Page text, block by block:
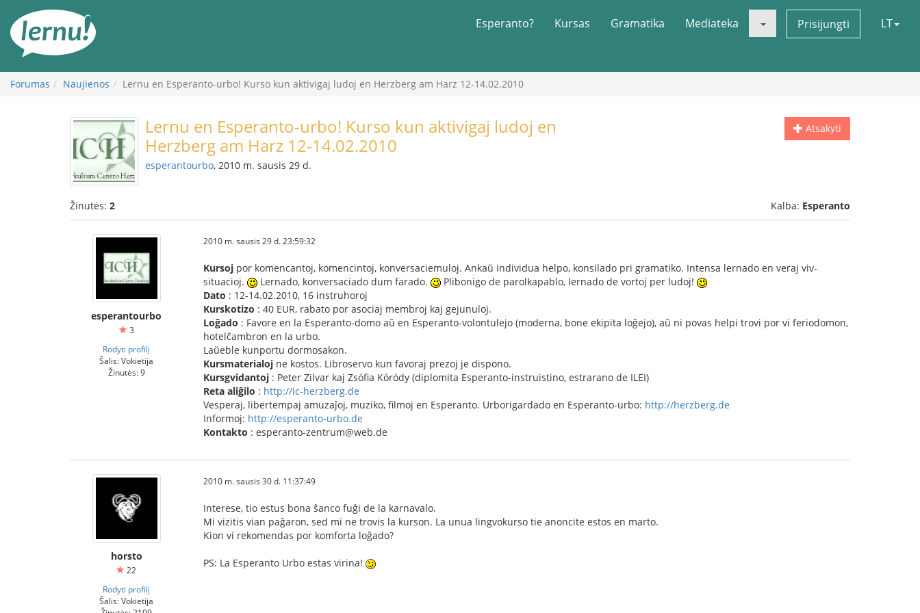
turinį
Esperanto? Kursas Gramatika Mediateka Prisijungti LT
Forumas Naujienos Lernu en Esperanto-urbo! Kurso kun aktivigaj ludoj en Herzberg am Harz 12-14.02.2010
Atsakyti
Lernu en Esperanto-urbo! Kurso kun aktivigaj ludoj en
Herzberg am Harz 12-14.02.2010
esperantourbo, 2010 m. sausis 29 d.
Žinutės: 2 Kalba: Esperanto
esperantourbo
3
Rodyti profilį
Šalis: Vokietija
Žinutės: 9
2010 m. sausis 29 d. 23:59:32
Kursoj por komencantoj, komencintoj, konversaciemuloj. Ankaŭ individua helpo, konsilado pri gramatiko. Intensa lernado en veraj viv-
situacioj.
Lernado, konversaciado dum farado.
Plibonigo de parolkapablo, lernado de vortoj per ludoj!
Dato : 12-14.02.2010, 16 instruhoroj
Kurskotizo : 40 EUR, rabato por asociaj membroj kaj gejunuloj.
Loĝado : Favore en la Esperanto-domo aŭ en Esperanto-volontulejo (moderna, bone ekipita loĝejo), aŭ ni povas helpi trovi por vi feriodomon,
hotelĉambron en la urbo.
Laŭeble kunportu dormosakon.
Kursmaterialoj ne kostos. Libroservo kun favoraj prezoj je dispono.
Kursgvidantoj : Peter Zilvar kaj Zsófia Kóródy (diplomita Esperanto-instruistino, estrarano de ILEI)
Reta aliĝilo : http://ic-herzberg.de
Vesperaj, libertempaj amuzaĵoj, muziko, filmoj en Esperanto. Urborigardado en Esperanto-urbo: http://herzberg.de
Informoj: http://esperanto-urbo.de
Kontakto : esperanto-zentrum@web.de
horsto
22
Rodyti profilį
Šalis: Vokietija
2010 m. sausis 30 d. 11:37:49
Interese, tio estus bona ŝanco fuĝi de la karnavalo.
Mi vizitis vian paĝaron, sed mi ne trovis la kurson. La unua lingvokurso tie anoncite estos en marto.
Kion vi rekomendas por komforta loĝado?
PS: La Esperanto Urbo estas virina!